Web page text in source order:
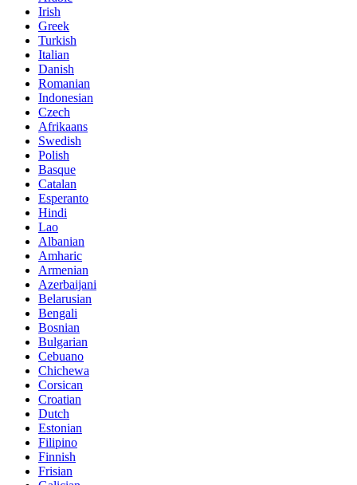
Irish
Greek
Turkish
Italian
Danish
Romanian
Indonesian
Czech
Afrikaans
Swedish
Polish
Basque
Catalan
Esperanto
Hindi
Lao
Albanian
Amharic
Armenian
Azerbaijani
Belarusian
Bengali
Bosnian
Bulgarian
Cebuano
Chichewa
Corsican
Croatian
Dutch
Estonian
Filipino
Finnish
Frisian